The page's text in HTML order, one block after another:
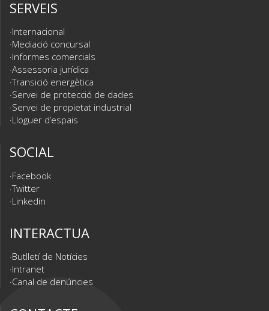
SERVEIS
Internacional
Mediació concursal
Informes comercials
Assessoria jurídica
Transició energètica
Servei de protecció de dades
Servei de propietat industrial
Lloguer d’espais
SOCIAL
Facebook
Twitter
Linkedin
INTERACTUA
Butlletí de Notícies
Intranet
Canal de denúncies